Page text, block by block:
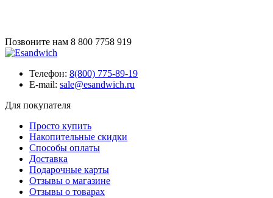
Позвоните нам 8 800 7758 919
Телефон: 8(800) 775-89-19
E-mail: sale@esandwich.ru
Для покупателя
Просто купить
Накопительные скидки
Способы оплаты
Доставка
Подарочные карты
Отзывы о магазине
Отзывы о товарах